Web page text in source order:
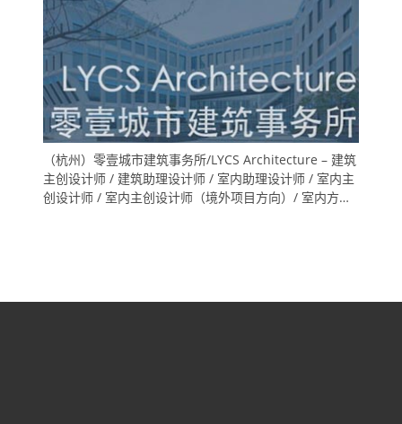
（杭州）零壹城市建筑事务所/LYCS Architecture – 建筑
主创设计师 / 建筑助理设计师 / 室内助理设计师 / 室内主
创设计师 / 室内主创设计师（境外项目方向）/ 室内方案